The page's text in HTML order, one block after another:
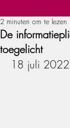
De
toegelicht
2 minuten om te lezen
18 juli 2022